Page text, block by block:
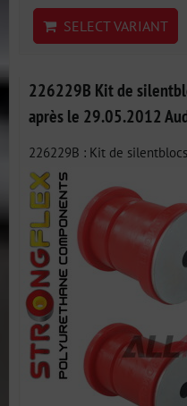
SELECT VARIANT
226229B Kit de
après le 29.05.2012
226229B : Kit de